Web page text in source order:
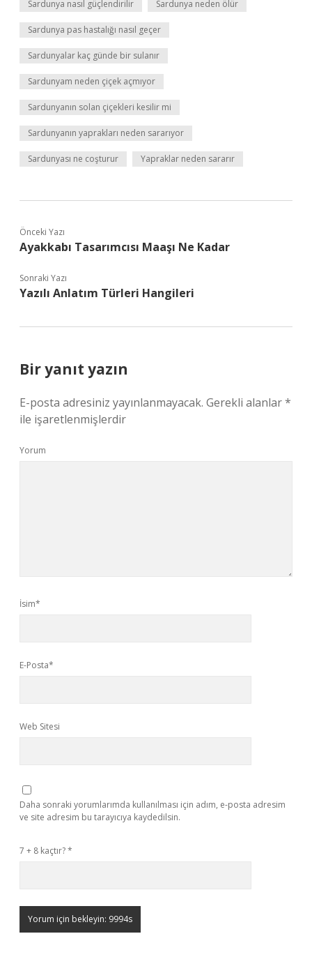
Sardunya nasıl güçlendirilir Sardunya neden ölür
Sardunya pas hastalığı nasıl geçer
Sardunyalar kaç günde bir sulanır
Sardunyam neden çiçek açmıyor
Sardunyanın solan çiçekleri kesilir mi
Sardunyanın yaprakları neden sararıyor
Sardunyası ne coşturur Yapraklar neden sararır
Önceki Yazı
Ayakkabı Tasarımcısı Maaşı Ne Kadar
Sonraki Yazı
Yazılı Anlatım Türleri Hangileri
Bir yanıt yazın
E-posta adresiniz yayınlanmayacak. Gerekli alanlar*
ile işaretlenmişlerdir
Yorum
İsim*
E-Posta*
Web Sitesi
Daha sonraki yorumlarımda kullanılması için adım, e-posta adresim
ve site adresim bu tarayıcıya kaydedilsin.
7 + 8 kaçtır?*